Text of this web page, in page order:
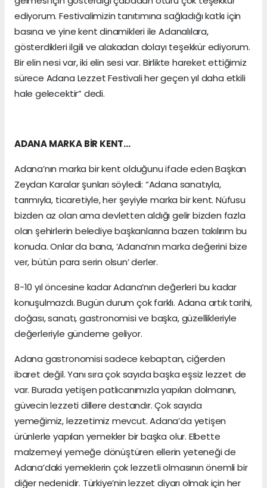
ediyorum. Festivalimizin tanıtımına sağladığı katkı için
basına ve yine kent dinamikleri ile Adanalılara,
gösterdikleri ilgili ve alakadan dolayı teşekkür ediyorum.
Bir elin nesi var, iki elin sesi var. Birlikte hareket ettiğimiz
sürece Adana Lezzet Festivali her geçen yıl daha etkili
hale gelecektir” dedi.
ADANA MARKA BİR KENT…
Adana’nın marka bir kent olduğunu ifade eden Başkan
Zeydan Karalar şunları söyledi: “Adana sanatıyla,
tarımıyla, ticaretiyle, her şeyiyle marka bir kent. Nüfusu
bizden az olan ama devletten aldığı gelir bizden fazla
olan şehirlerin belediye başkanlarına bazen takılırım bu
konuda. Onlar da bana, ‘Adana’nın marka değerini bize
ver, bütün para serin olsun’ derler.
8-10 yıl öncesine kadar Adana’nın değerleri bu kadar
konuşulmazdı. Bugün durum çok farklı. Adana artık tarihi,
doğası, sanatı, gastronomisi ve başka, güzellikleriyle
değerleriyle gündeme geliyor.
Adana gastronomisi sadece kebaptan, ciğerden
ibaret değil. Yanı sıra çok sayıda başka eşsiz lezzet de
var. Burada yetişen patlıcanımızla yapılan dolmanın,
güvecin lezzeti dillere destandır. Çok sayıda
yemeğimiz, lezzetimiz mevcut. Adana’da yetişen
ürünlerle yapılan yemekler bir başka olur. Elbette
malzemeyi yemeğe dönüştüren ellerin yeteneği de
Adana’daki yemeklerin çok lezzetli olmasının önemli bir
diğer nedenidir. Türkiye’nin lezzet diyarı olmak için her